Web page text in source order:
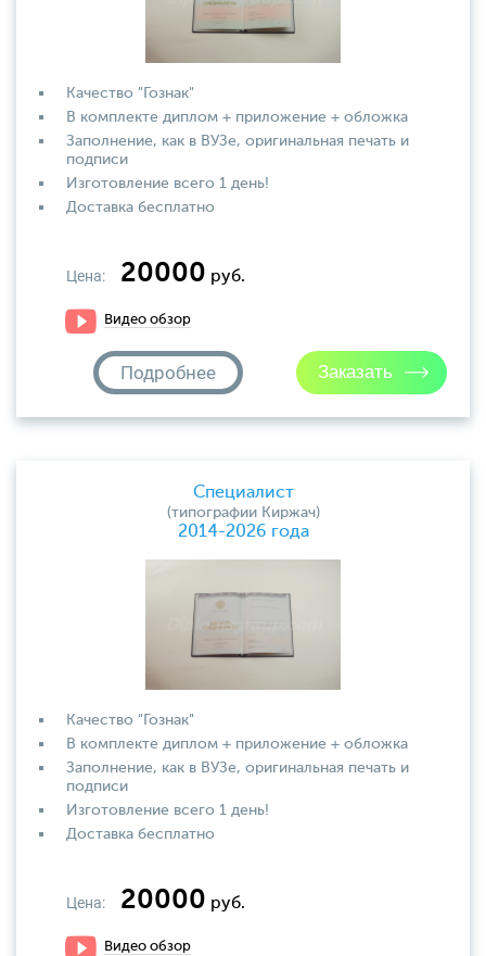
Качество "Гознак"
В комплекте диплом + приложение + обложка
Заполнение, как в ВУЗе, оригинальная печать и
подписи
Изготовление всего 1 день!
Доставка бесплатно
Цена: 20000 руб.
Видео обзор
Подробнее
Специалист
(типографии Киржач)
2014-2026 года
Качество "Гознак"
В комплекте диплом + приложение + обложка
Заполнение, как в ВУЗе, оригинальная печать и
подписи
Изготовление всего 1 день!
Доставка бесплатно
Цена: 20000 руб.
Видео обзор